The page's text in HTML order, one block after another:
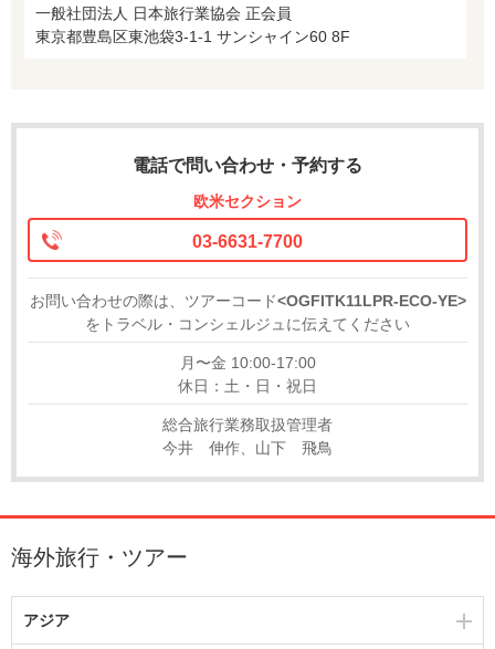
一般社団法人 日本旅行業協会 正会員
東京都豊島区東池袋3-1-1 サンシャイン60 8F
電話で問い合わせ・予約する
欧米セクション
03-6631-7700
お問い合わせの際は、ツアーコード<OGFITK11LPR-ECO-YE>
をトラベル・コンシェルジュに伝えてください
月〜金 10:00-17:00
休日：土・日・祝日
総合旅行業務取扱管理者
今井 伸作、山下 飛鳥
海外旅行・ツアー
アジア